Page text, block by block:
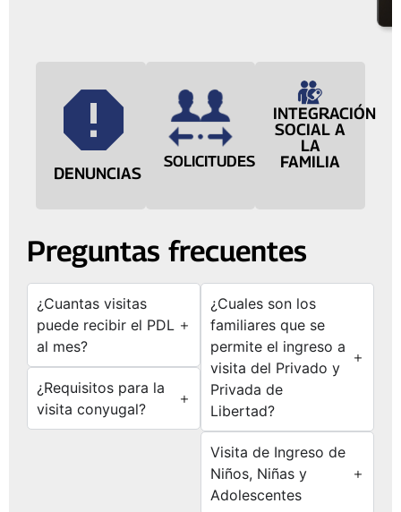
DENUNCIAS
SOLICITUDES
INTEGRACIÓN
SOCIAL A
LA
FAMILIA
Preguntas frecuentes
¿Cuantas visitas
puede recibir el PDL
al mes?
¿Requisitos para la
visita conyugal?
¿Cuales son los
familiares que se
permite el ingreso a
visita del Privado y
Privada de
Libertad?
Visita de Ingreso de
Niños, Niñas y
Adolescentes